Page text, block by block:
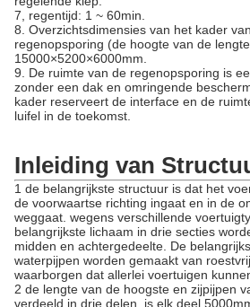
7, regentijd: 1 ~ 60min.
8. Overzichtsdimensies van het kader
regenopsporing (de hoogte van de
15000×5200×6000mm.
9. De ruimte van de regenopsporing is
zonder een dak en omringende
kader reserveert de interface en de
luifel in de toekomst.
Inleiding van
1 de belangrijkste structuur is dat het
de voorwaartse richting ingaat en in de
weggaat. wegens verschillende
belangrijkste lichaam in drie secties
midden en achtergedeelte. De
waterpijpen worden gemaakt van
waarborgen dat allerlei voertuigen
2 de lengte van de hoogste en zijpijpen
verdeeld in drie delen, is elk deel